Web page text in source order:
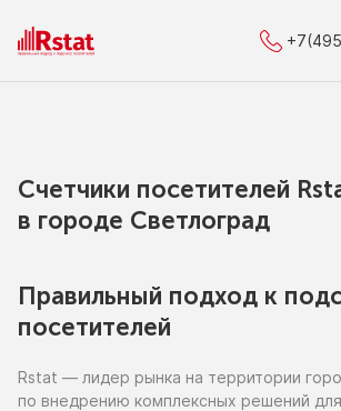
Счетчики посетителей
в городe Светлоград
Правильный подход к
посетителей
Rstat — лидер рынка на территории
по внедрению комплексных решений